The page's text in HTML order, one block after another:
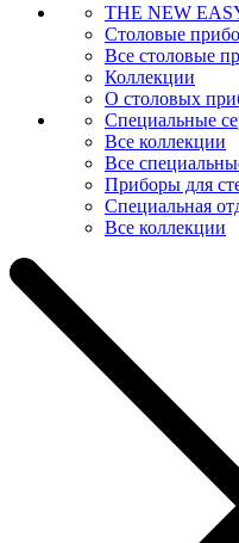
THE NEW
Столовые
Все столовые
Коллекции
О столовых
Специальные
Все коллекции
Все
Приборы для
Специальная
Все коллекции